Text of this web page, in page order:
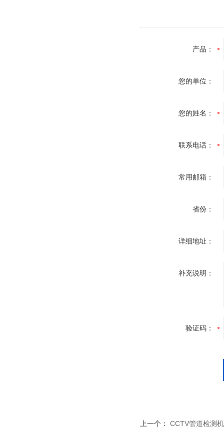
产品：
您的单位：
您的姓名：
联系电话：
常用邮箱：
省份：
详细地址：
补充说明：
验证码：
上一个： CCTV管道检测